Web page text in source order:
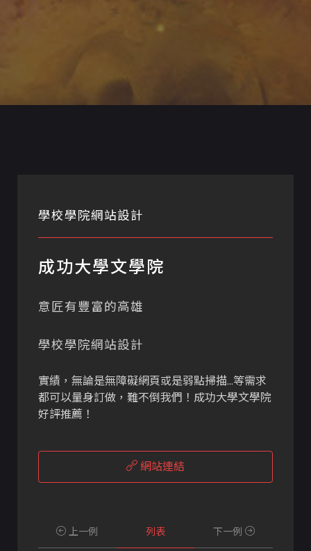
學校學院網站設計
成功大學文學院
意匠有豐富的高雄
學校學院網站設計
實績，無論是無障礙網頁或是弱點掃描...等需求
都可以量身訂做，難不倒我們！成功大學文學院
好評推薦！
網站連結
上一例 列表 下一例